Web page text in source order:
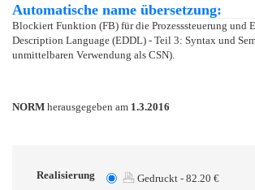
Automatische name übersetzung:
Blockiert Funktion (FB) für die Prozesssteuerung und
Description Language (EDDL) - Teil 3: Syntax und
unmittelbaren Verwendung als CSN).
NORM herausgegeben am 1.3.2016
Realisierung Gedruckt - 82.20 €